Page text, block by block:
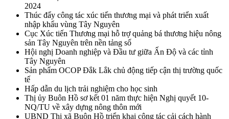
2024
Thúc đẩy công tác xúc tiến thương mại và phát triển xuất
nhập khẩu vùng Tây Nguyên
Cục Xúc tiến Thương mại hỗ trợ quảng bá thương hiệu nông
sản Tây Nguyên trên nền tảng số
Hội nghị Doanh nghiệp và Đầu tư giữa Ấn Độ và các tỉnh
Tây Nguyên
Sản phẩm OCOP Đắk Lắk chủ động tiếp cận thị trường quốc
tế
Hấp dẫn du lịch trải nghiệm cho học sinh
Thị ủy Buôn Hồ sơ kết 01 năm thực hiện Nghị quyết 10-
NQ/TU về xây dựng nông thôn mới
UBND Thị xã Buôn Hồ triển khai công tác cải cách hành